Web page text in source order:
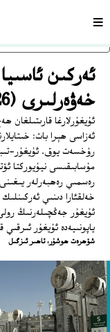
ئاساسلىق مەزمۇنغاسەھىپە
ئەركىن
خەۋەرلىرى (2026-يىل 22-ماي)
ئەزاسى ھېرا بات:
رۇخسەت يوق. ئۇيغۇر-
مۇسابىقىسى نيۇيوركتا
رەسمىي رەھبەرلەر
خەلقئارا دىنىي
ئۇيغۇر جەڭچىلەرنىڭ
ياپونىيەدە ئۇيغۇر ئىرقىي
شۆھرەت ھوشۇر، تاھىر ئىزگىل